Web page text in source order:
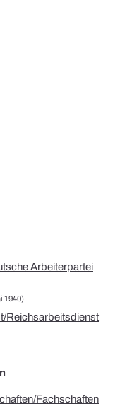
Arbeiterpartei
1940)
Reichsarbeitsdienst
Fachschaften